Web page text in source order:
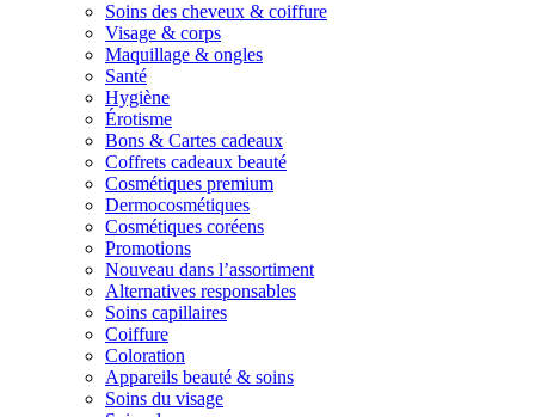
Soins des cheveux & coiffure
Visage & corps
Maquillage & ongles
Santé
Hygiène
Érotisme
Bons & Cartes cadeaux
Coffrets cadeaux beauté
Cosmétiques premium
Dermocosmétiques
Cosmétiques coréens
Promotions
Nouveau dans l’assortiment
Alternatives responsables
Soins capillaires
Coiffure
Coloration
Appareils beauté & soins
Soins du visage